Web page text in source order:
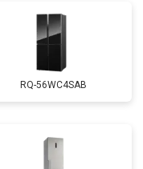
RQ-56WC4SAB